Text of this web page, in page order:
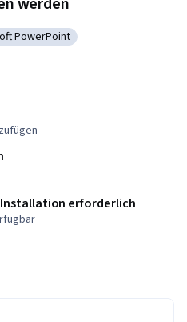
Microsoft PowerPoint
PowerPoint
erforderlich